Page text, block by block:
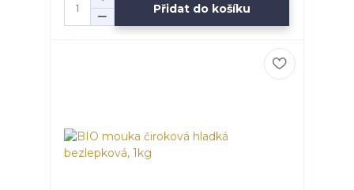
Přidat do košíku